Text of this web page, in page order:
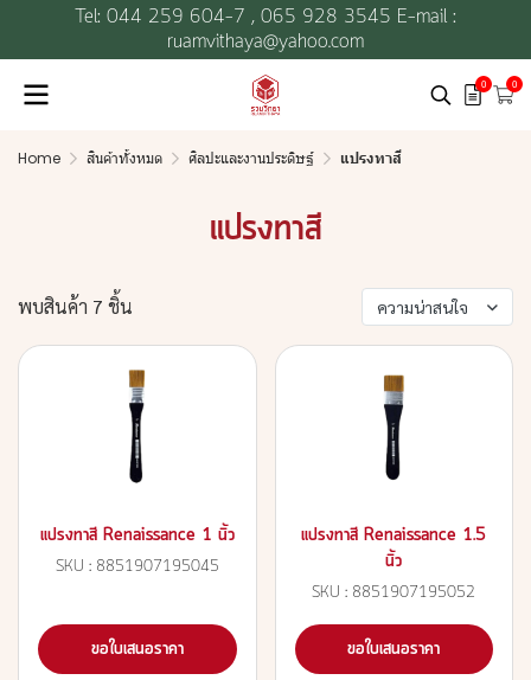
Tel: 044 259 604-7 , 065 928 3545 E-mail :
ruamvithaya@yahoo.com
0 0
Home สินค้าทั้งหมด ศิลปะและงานประดิษฐ์ แปรงทาสี
แปรงทาสี
พบสินค้า 7 ชิ้น ความน่าสนใจ
แปรงทาสี Renaissance 1 นิ้ว
SKU : 8851907195045
ขอใบเสนอราคา
แปรงทาสี Renaissance 1.5
นิ้ว
SKU : 8851907195052
ขอใบเสนอราคา